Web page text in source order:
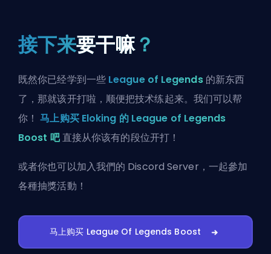
接下来要干嘛？
既然你已经学到一些 League of Legends的新东西
了，那就该开打啦，顺便把技术练起来。我们可以帮
你！马上购买 Eloking 的 League of Legends
Boost 吧直接从你该有的段位开打！
或者你也可以加入我們的 Discord Server ，一起參加
各種抽獎活動！
马上购买 League Of Legends Boost